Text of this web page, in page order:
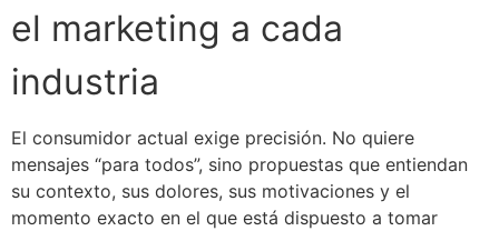
el marketing a cada
industria
El consumidor actual exige precisión. No quiere
mensajes “para todos”, sino propuestas que entiendan
su contexto, sus dolores, sus motivaciones y el
momento exacto en el que está dispuesto a tomar